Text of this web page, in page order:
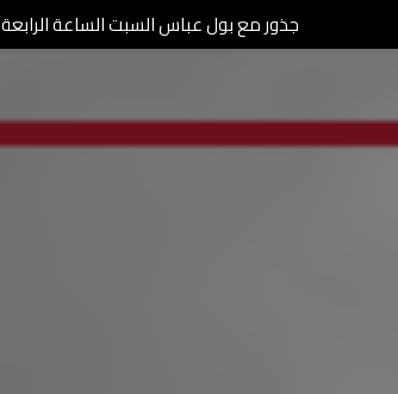
جذور مع بول عباس السبت الساعة الرابعة